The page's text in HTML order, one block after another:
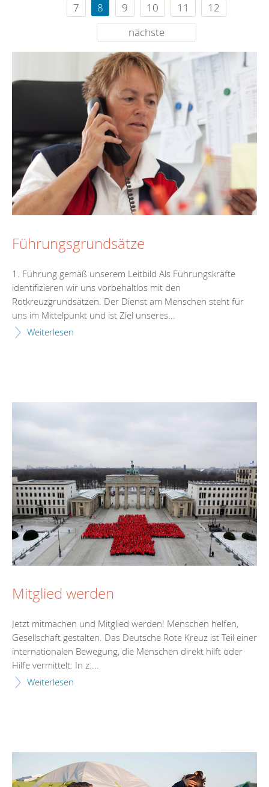
7
8 9 10 11
12
nächste
Führungsgrundsätze
1. Führung gemäß unserem Leitbild Als Führungskräfte
identifizieren wir uns vorbehaltlos mit den
Rotkreuzgrundsätzen. Der Dienst am Menschen steht für
uns im Mittelpunkt und ist Ziel unseres...
Weiterlesen
Mitglied werden
Jetzt mitmachen und Mitglied werden! Menschen helfen,
Gesellschaft gestalten. Das Deutsche Rote Kreuz ist Teil einer
internationalen Bewegung, die Menschen direkt hilft oder
Hilfe vermittelt: In z....
Weiterlesen